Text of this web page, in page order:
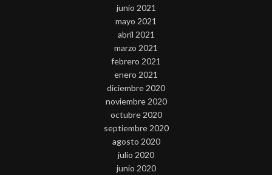
junio 2021
mayo 2021
abril 2021
marzo 2021
febrero 2021
enero 2021
diciembre 2020
noviembre 2020
octubre 2020
septiembre 2020
agosto 2020
julio 2020
junio 2020